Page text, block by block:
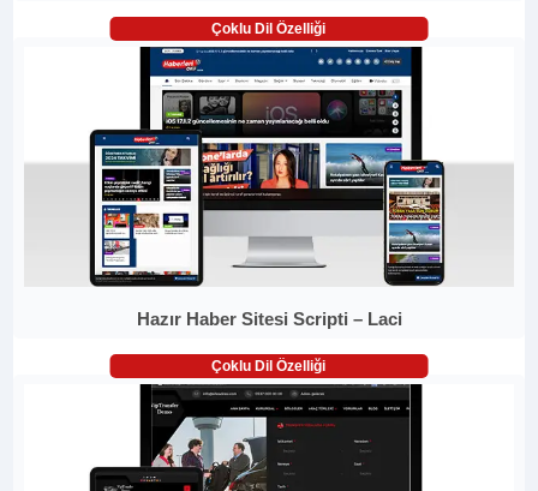
Çoklu Dil Özelliği
Hazır Haber Sitesi Scripti – Laci
Çoklu Dil Özelliği